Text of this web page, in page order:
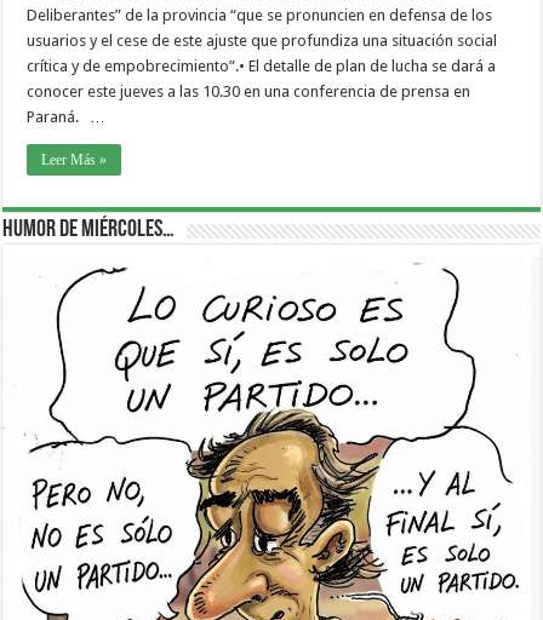
Deliberantes” de la provincia “que se pronuncien en defensa de los
usuarios y el cese de este ajuste que profundiza una situación social
crítica y de empobrecimiento”.• El detalle de plan de lucha se dará a
conocer este jueves a las 10.30 en una conferencia de prensa en
Paraná. …
Leer Más »
Humor de Miércoles…